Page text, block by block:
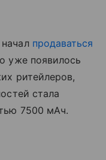
продаваться
уже появилось
ритейлеров,
стала
7500 мАч.